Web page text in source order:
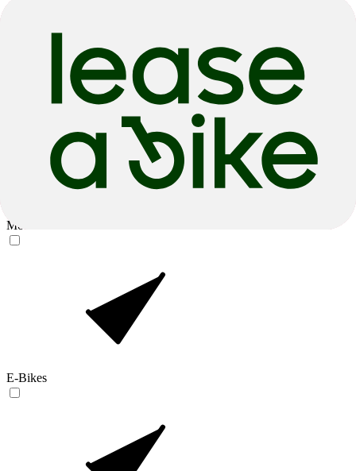
vind je in ons
In welke fietsen ben je geïnteresseerd?
Mountain Bikes
E-Bikes